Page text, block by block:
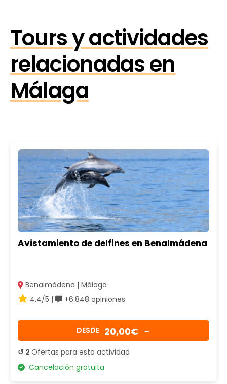
Tours y actividades
relacionadas en
Málaga
Avistamiento de delfines en Benalmádena
Benalmádena | Málaga
4.4/5 |
+6.848 opiniones
DESDE 20,00€ →
↺ 2 Ofertas para esta actividad
Cancelación gratuita